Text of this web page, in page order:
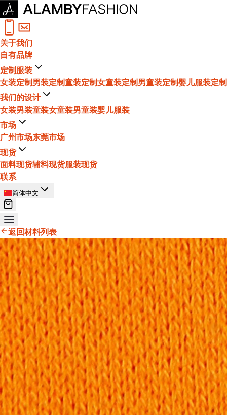
关于我们
自有品牌
定制服装
女装定制男装定制童装定制女童装定制男童装定制婴儿服装定制
我们的设计
女装男装童装女童装男童装婴儿服装
市场
广州市场东莞市场
现货
面料现货辅料现货服装现货
联系
简体中文
返回材料列表